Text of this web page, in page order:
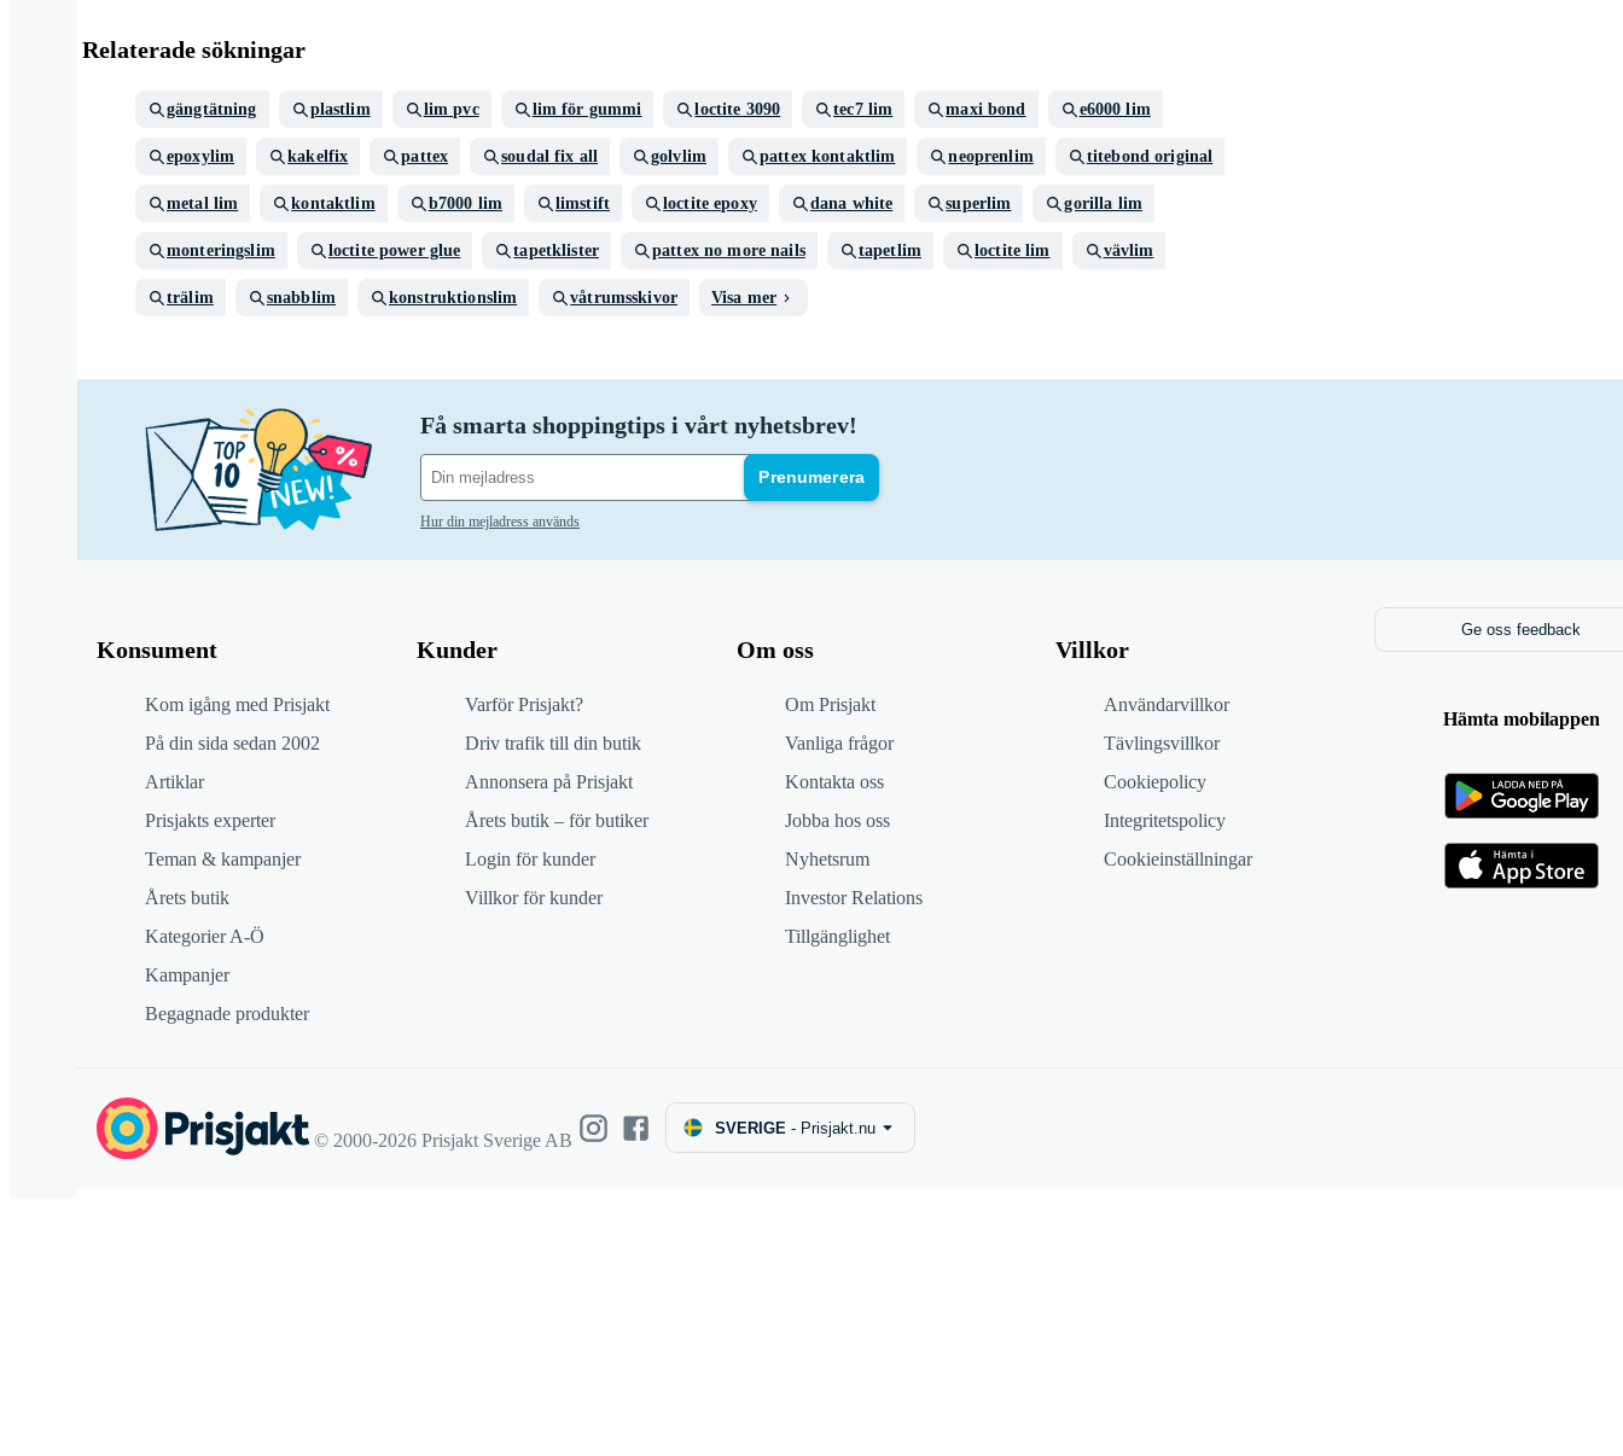
Relaterade sökningar
gängtätning plastlim lim pvc lim för gummi loctite 3090 tec7 lim maxi bond e6000 lim
epoxylim kakelfix pattex soudal fix all golvlim pattex kontaktlim neoprenlim titebond original
metal lim kontaktlim b7000 lim limstift loctite epoxy dana white superlim gorilla lim
monteringslim loctite power glue tapetklister pattex no more nails tapetlim loctite lim vävlim
trälim snabblim konstruktionslim våtrumsskivor Visa mer
Få smarta shoppingtips i vårt nyhetsbrev!
Prenumerera
Hur din mejladress används
Konsument
Kom igång med Prisjakt
På din sida sedan 2002
Artiklar
Prisjakts experter
Teman & kampanjer
Årets butik
Kategorier A-Ö
Kampanjer
Begagnade produkter
Kunder
Varför Prisjakt?
Driv trafik till din butik
Annonsera på Prisjakt
Årets butik – för butiker
Login för kunder
Villkor för kunder
Om oss
Om Prisjakt
Vanliga frågor
Kontakta oss
Jobba hos oss
Nyhetsrum
Investor Relations
Tillgänglighet
Villkor
Användarvillkor
Tävlingsvillkor
Cookiepolicy
Integritetspolicy
Cookieinställningar
Ge oss feedback
Hämta mobilappen
© 2000-2026 Prisjakt Sverige AB
SVERIGE - Prisjakt.nu